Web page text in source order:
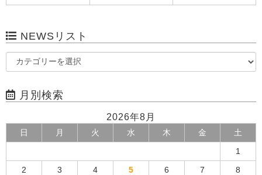
NEWSリスト
月別検索
2026年8月
日 月 火 水 木 金 土
1
2 3 4 5 6 7 8